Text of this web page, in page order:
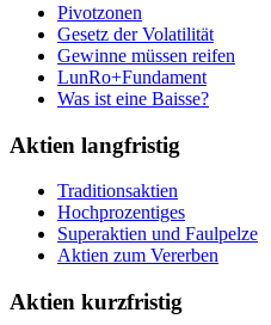
Pivotzonen
Gesetz der Volatilität
Gewinne müssen reifen
LunRo+Fundament
Was ist eine Baisse?
Aktien langfristig
Traditionsaktien
Hochprozentiges
Superaktien und Faulpelze
Aktien zum Vererben
Aktien kurzfristig